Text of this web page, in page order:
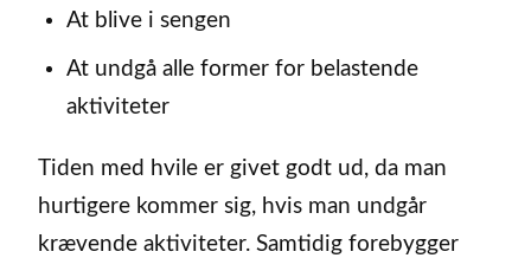
At blive i sengen
At undgå alle former for belastende
aktiviteter
Tiden med hvile er givet godt ud, da man
hurtigere kommer sig, hvis man undgår
krævende aktiviteter. Samtidig forebygger